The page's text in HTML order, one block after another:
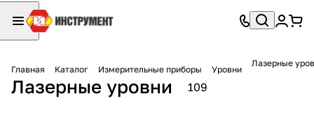
Главная Каталог Измерительные приборы Уровни
Лазерные
Лазерные уровни 109